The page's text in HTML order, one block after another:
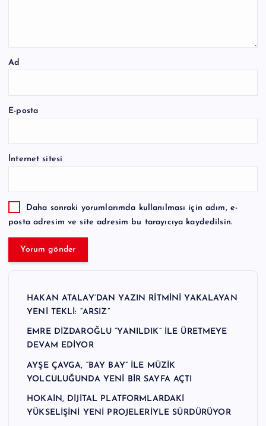
Ad
E-posta
İnternet sitesi
Daha sonraki yorumlarımda kullanılması için adım, e-
posta adresim ve site adresim bu tarayıcıya kaydedilsin.
HAKAN ATALAY’DAN YAZIN RİTMİNİ YAKALAYAN
YENİ TEKLİ: “ARSIZ”
EMRE DİZDAROĞLU “YANILDIK” İLE ÜRETMEYE
DEVAM EDİYOR
AYŞE ÇAVGA, “BAY BAY” İLE MÜZİK
YOLCULUĞUNDA YENİ BİR SAYFA AÇTI
HOKAİN, DİJİTAL PLATFORMLARDAKİ
YÜKSELİŞİNİ YENİ PROJELERİYLE SÜRDÜRÜYOR